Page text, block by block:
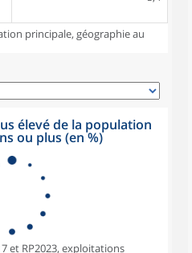
principale, géographie au
élevé de la population
ou plus (en %)
et RP2023, exploitations